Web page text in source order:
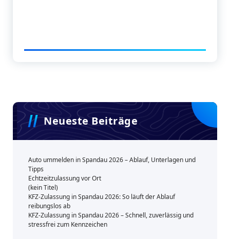
Neueste Beiträge
Auto ummelden in Spandau 2026 – Ablauf, Unterlagen und
Tipps
Echtzeitzulassung vor Ort
(kein Titel)
KFZ-Zulassung in Spandau 2026: So läuft der Ablauf
reibungslos ab
KFZ-Zulassung in Spandau 2026 – Schnell, zuverlässig und
stressfrei zum Kennzeichen